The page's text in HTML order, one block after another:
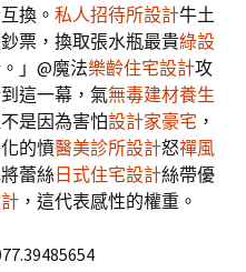
互換。 私人招待所設計牛土
票，換取張水瓶最貴綠設
。」@魔法樂齡住宅設計攻
到這一幕，氣無毒建材養生
是因為害怕設計家豪宅 ，
的憤醫美診所設計怒禪風
蕾絲 日式住宅設計絲帶優
，這代表感性的權重。